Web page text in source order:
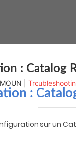
: Catalog
|
:
sur un